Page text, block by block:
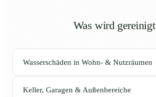
Was wird gereinigt
Wasserschäden in Wohn- & Nutzräumen
Keller, Garagen & Außenbereiche